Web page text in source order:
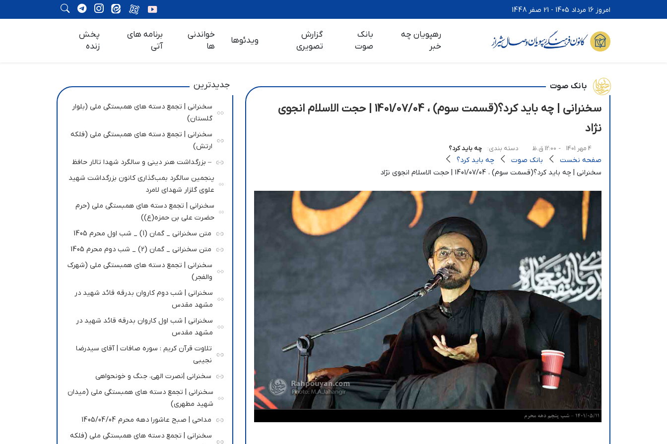
امروز 16 مرداد 1405 - 21 صفر 1448
رهپویان چه
خبر
بانک
صوت
گزارش
تصویری
ویدئوها
خواندنی
ها
برنامه های
آتی
پخش
زنده
بانک صوت
سخنرانی | چه باید کرد؟(قسمت سوم) ، 1401/07/04 | حجت الاسلام انجوی
نژاد
4 مهر 1401 - 12:00 ق.ظ دسته بندی: چه باید کرد؟
صفحه نخست بانک صوت
چه باید کرد؟
سخنرانی | چه باید کرد؟(قسمت سوم) ، 1401/07/04 | حجت الاسلام انجوی نژاد
جدیدترین
سخنرانی | تجمع دسته های همبستگی ملی (بلوار
گلستان)
سخنرانی | تجمع دسته های همبستگی ملی (فلکه
ارتش)
– بزرگداشت هنر دینی و سالگرد شهدا تالار حافظ
پنجمین سالگرد بمب‌گذاری کانون بزرگداشت شهید
علوی گلزار شهدای لامرد
سخنرانی | تجمع دسته های همبستگی ملی (حرم
حضرت علی بن حمزه(ع))
متن سخنرانی _ گمان (1) _ شب اول محرم 1405
متن سخنرانی _ گمان (2) _ شب دوم محرم 1405
سخنرانی | تجمع دسته های همبستگی ملی (شهرک
والفجر)
سخنرانی | شب دوم کاروان بدرقه قائد شهید در
مشهد مقدس
سخنرانی | شب اول کاروان بدرقه قائد شهید در
مشهد مقدس
تلاوت قرآن کریم : سوره صافات | آقای سیدرضا
نجیبی
سخنرانی |نصرت الهی، جنگ و خونحواهی
سخنرانی | تجمع دسته های همبستگی ملی (میدان
شهید مطهری)
مداحی | صبح عاشورا دهه محرم 1405/04/04
سخنرانی | تجمع دسته های همبستگی ملی (فلکه